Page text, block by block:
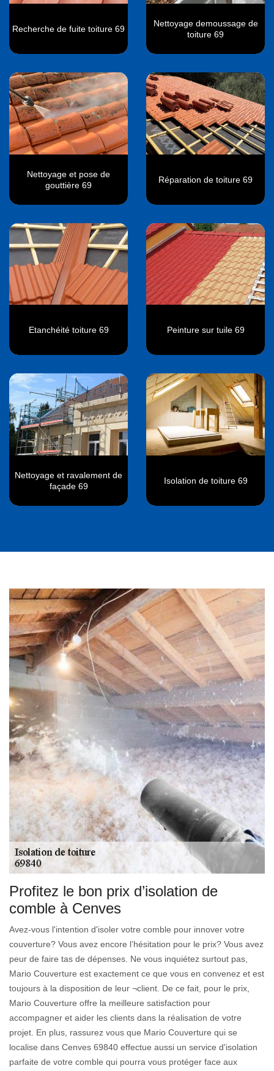
Recherche de fuite toiture 69
Nettoyage demoussage de
toiture 69
Nettoyage et pose de
gouttière 69
Réparation de toiture 69
Etanchéité toiture 69 Peinture sur tuile 69
Nettoyage et ravalement de
façade 69
Isolation de toiture 69
Profitez le bon prix d’isolation de
comble à Cenves
Avez-vous l'intention d'isoler votre comble pour innover votre
couverture? Vous avez encore l’hésitation pour le prix? Vous avez
peur de faire tas de dépenses. Ne vous inquiétez surtout pas,
Mario Couverture est exactement ce que vous en convenez et est
toujours à la disposition de leur ¬client. De ce fait, pour le prix,
Mario Couverture offre la meilleure satisfaction pour
accompagner et aider les clients dans la réalisation de votre
projet. En plus, rassurez vous que Mario Couverture qui se
localise dans Cenves 69840 effectue aussi un service d'isolation
parfaite de votre comble qui pourra vous protéger face aux